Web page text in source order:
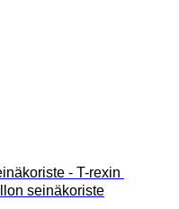
- T-rexin
seinäkoriste